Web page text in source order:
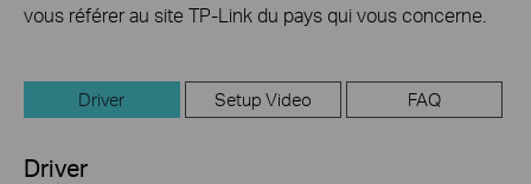
vous référer au site TP-Link du pays qui vous concerne.
Driver Setup Video FAQ
Driver